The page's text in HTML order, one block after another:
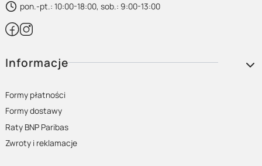
pon.-pt.: 10:00-18:00, sob.: 9:00-13:00
Linki w stopce
Informacje
Formy płatności
Formy dostawy
Raty BNP Paribas
Zwroty i reklamacje